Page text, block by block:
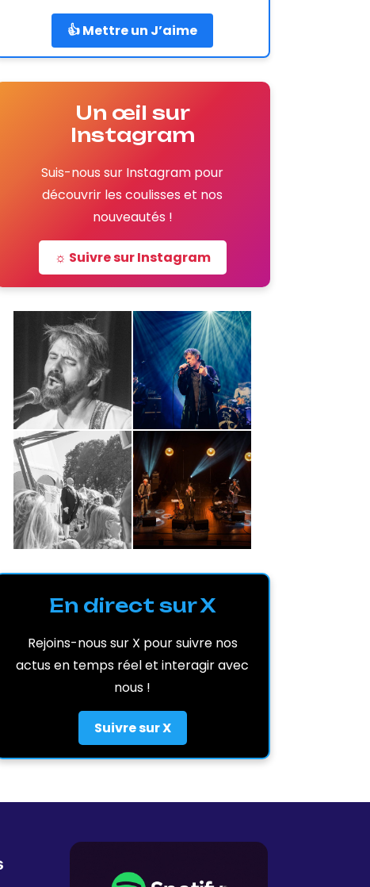
👍 Mettre un J’aime
Un œil sur
Instagram
Suis-nous sur Instagram pour
découvrir les coulisses et nos
nouveautés !
☼ Suivre sur Instagram
En direct sur X
Rejoins-nous sur X pour suivre nos
actus en temps réel et interagir avec
nous !
Suivre sur X